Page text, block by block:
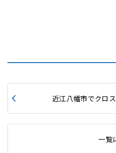
近江八幡市でクロ
一覧